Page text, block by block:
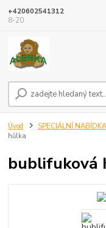
+420602541312
8-20
Úvod SPECIÁLNÍ NABÍDKA
hůlka
bublifuková